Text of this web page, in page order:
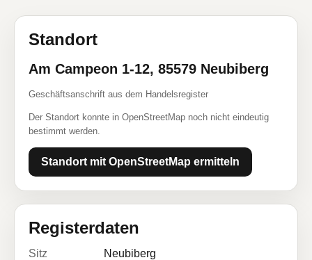
Standort
Am Campeon 1-12, 85579 Neubiberg
Geschäftsanschrift aus dem Handelsregister
Der Standort konnte in OpenStreetMap noch nicht eindeutig
bestimmt werden.
Standort mit OpenStreetMap ermitteln
Registerdaten
Sitz
Neubiberg